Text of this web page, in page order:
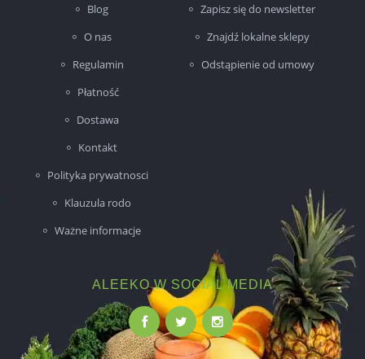
Blog
O nas
Regulamin
Płatność
Dostawa
Kontakt
Polityka prywatnosci
Klauzula rodo
Ważne informacje
Zapisz się do newsletter
Znajdź lokalne sklepy
Odstąpienie od umowy
ALEEKO W SOCIAL MEDIA